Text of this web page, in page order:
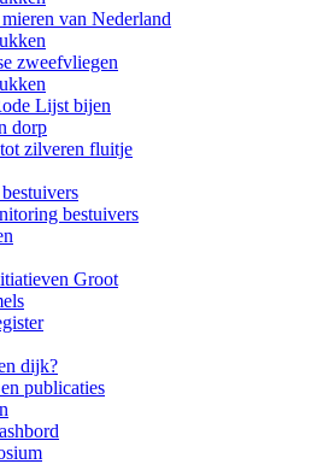
van Nederland
zweefvliegen
Lijst bijen
dorp
zilveren fluitje
bestuivers
Groot
dijk?
publicaties